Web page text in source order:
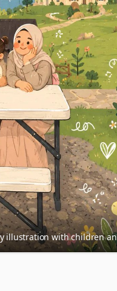
illustration with children